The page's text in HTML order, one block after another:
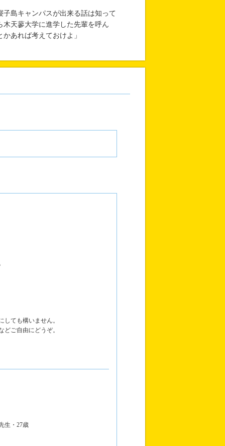
子島キャンパスが出来る話は知って
天蓼大学に進学した先輩を呼ん
あれば考えておけよ」
ても構いません。
ご自由にどうぞ。
生・27歳